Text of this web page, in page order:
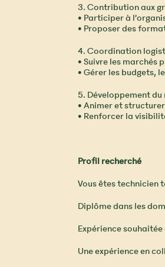
3. Contribution aux
• Participer à
• Proposer des
4. Coordination
• Suivre les marchés
• Gérer les budgets,
5. Développement
• Animer et
• Renforcer la
Profil recherché
Vous êtes
Diplôme dans les
Expérience
Une expérience en